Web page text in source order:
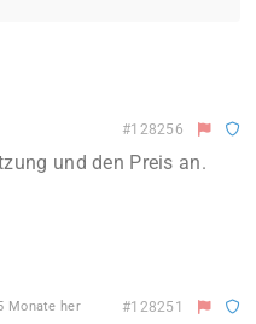
#128256
und den Preis an.
Monate her #128251